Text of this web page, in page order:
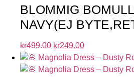
BLOMMIG
NAVY(EJ
kr499.00 kr249.00